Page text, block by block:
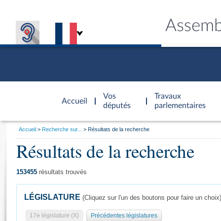
Accueil
d'accueil
Vos
députés
Travaux
parlementaires
Général
Vous
Accueil Recherche sur... Résultats de la recherche
Résultats de la recherche
153455 résultats trouvés
LÉGISLATURE (Cliquez sur l'un des boutons pour faire un choix)
17e législature (X) Précédentes législatures